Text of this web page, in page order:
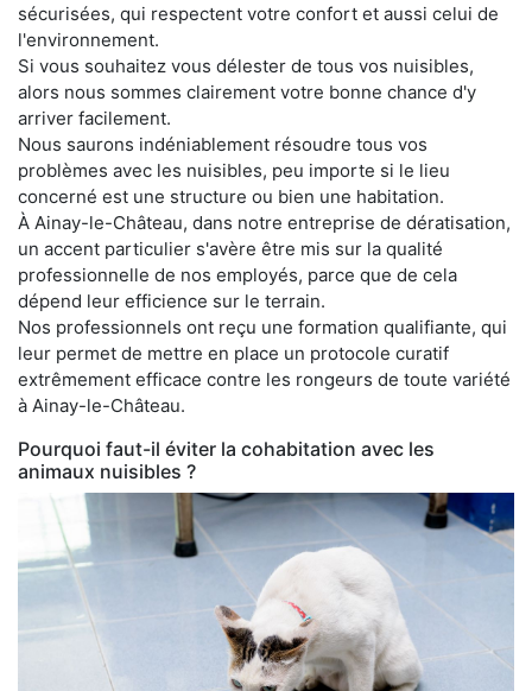
sécurisées, qui respectent votre confort et aussi celui de
l'environnement.
Si vous souhaitez vous délester de tous vos nuisibles,
alors nous sommes clairement votre bonne chance d'y
arriver facilement.
Nous saurons indéniablement résoudre tous vos
problèmes avec les nuisibles, peu importe si le lieu
concerné est une structure ou bien une habitation.
À Ainay-le-Château, dans notre entreprise de dératisation,
un accent particulier s'avère être mis sur la qualité
professionnelle de nos employés, parce que de cela
dépend leur efficience sur le terrain.
Nos professionnels ont reçu une formation qualifiante, qui
leur permet de mettre en place un protocole curatif
extrêmement efficace contre les rongeurs de toute variété
à Ainay-le-Château.
Pourquoi faut-il éviter la cohabitation avec les
animaux nuisibles ?